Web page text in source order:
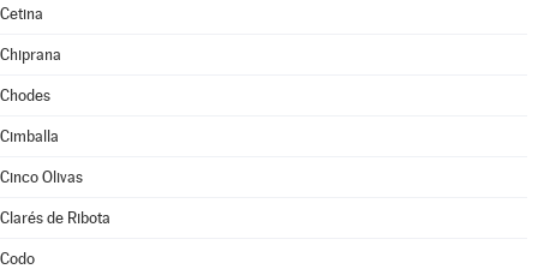
Cetina
Chiprana
Chodes
Cimballa
Cinco Olivas
Clarés de Ribota
Codo